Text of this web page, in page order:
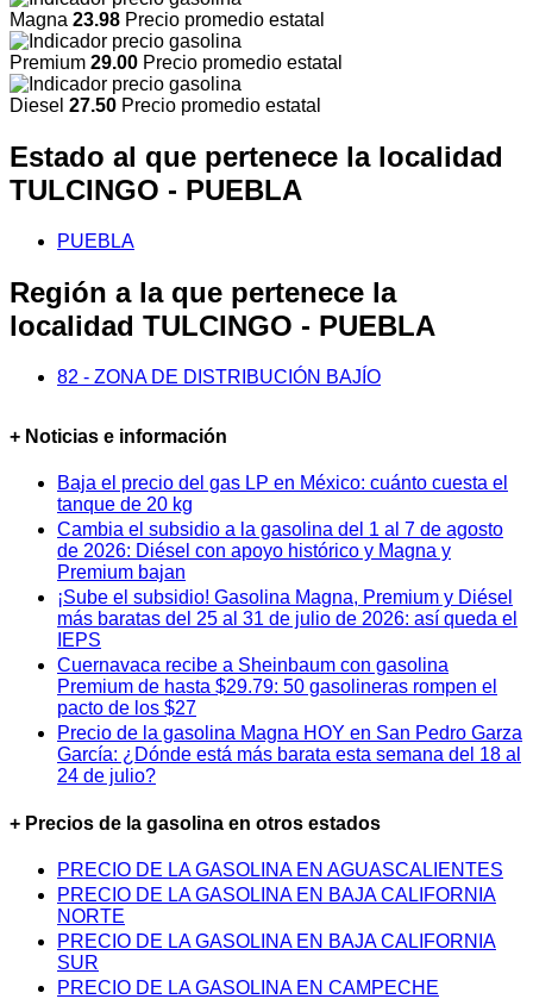
Magna 23.98 Precio promedio estatal
Premium 29.00 Precio promedio estatal
Diesel 27.50 Precio promedio estatal
Estado al que pertenece la localidad
TULCINGO - PUEBLA
PUEBLA
Región a la que pertenece la
localidad TULCINGO - PUEBLA
82 - ZONA DE DISTRIBUCIÓN BAJÍO
+ Noticias e información
Baja el precio del gas LP en México: cuánto cuesta el
tanque de 20 kg
Cambia el subsidio a la gasolina del 1 al 7 de agosto
de 2026: Diésel con apoyo histórico y Magna y
Premium bajan
¡Sube el subsidio! Gasolina Magna, Premium y Diésel
más baratas del 25 al 31 de julio de 2026: así queda el
IEPS
Cuernavaca recibe a Sheinbaum con gasolina
Premium de hasta $29.79: 50 gasolineras rompen el
pacto de los $27
Precio de la gasolina Magna HOY en San Pedro Garza
García: ¿Dónde está más barata esta semana del 18 al
24 de julio?
+ Precios de la gasolina en otros estados
PRECIO DE LA GASOLINA EN AGUASCALIENTES
PRECIO DE LA GASOLINA EN BAJA CALIFORNIA
NORTE
PRECIO DE LA GASOLINA EN BAJA CALIFORNIA
SUR
PRECIO DE LA GASOLINA EN CAMPECHE